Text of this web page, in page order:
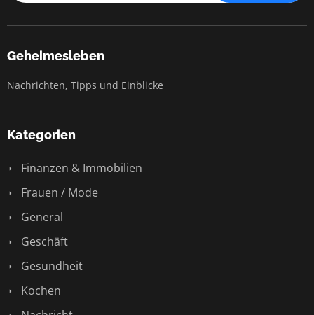
Geheimesleben
Nachrichten, Tipps und Einblicke
Kategorien
Finanzen & Immobilien
Frauen / Mode
General
Geschäft
Gesundheit
Kochen